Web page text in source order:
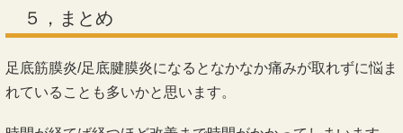
５，まとめ
足底筋膜炎/足底腱膜炎になるとなかなか痛みが取れずに悩ま
れていることも多いかと思います。